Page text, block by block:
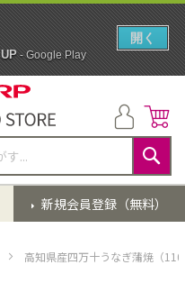
検
索
新規会員登録（無料）
高知県産四万十うなぎ蒲焼（
- Google Play
開く